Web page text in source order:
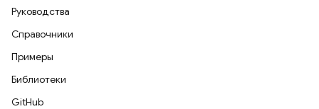
Руководства
Справочники
Примеры
Библиотеки
GitHub